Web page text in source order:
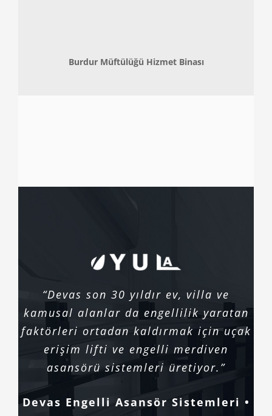
Burdur Müftülüğü Hizmet Binası
“Devas son 30 yıldır ev, villa ve
kamusal alanlar da engellilik yaratan
faktörleri ortadan kaldırmak için uçak
erişim lifti ve engelli merdiven
asansörü sistemleri üretiyor.”
Devas Engelli Asansör Sistemleri •